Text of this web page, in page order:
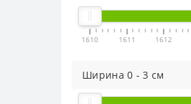
1610 1611 1612
Ширина0 -3 см